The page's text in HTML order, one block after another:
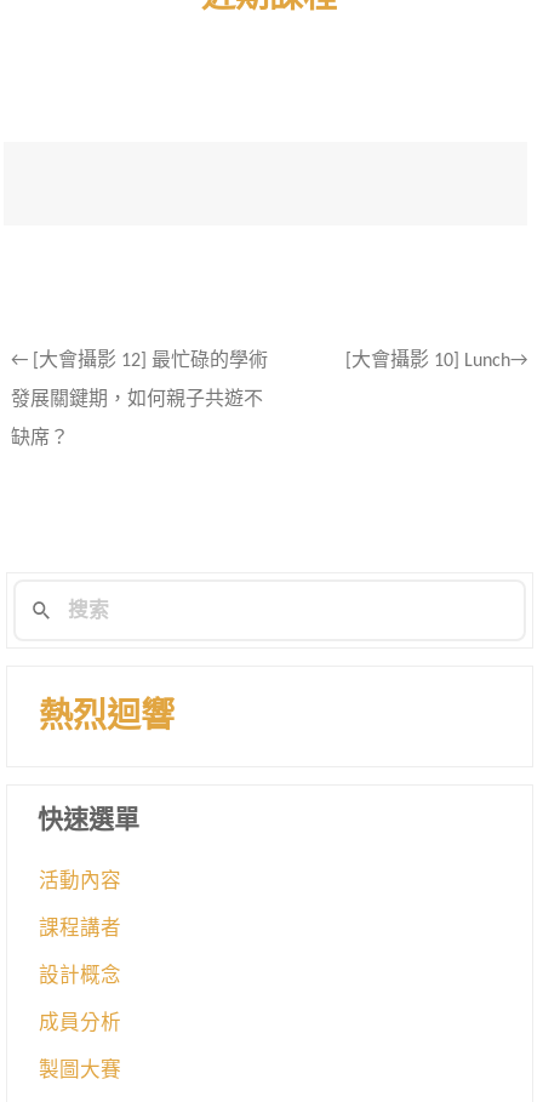
文
章
導
← [大會攝影 12] 最忙碌的學術
發展關鍵期，如何親子共遊不
缺席？
[大會攝影 10] Lunch→
熱烈迴響
快速選單
活動內容
課程講者
設計概念
成員分析
製圖大賽